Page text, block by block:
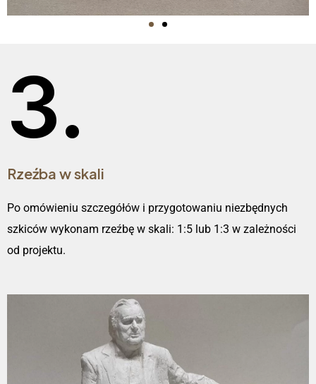
3.
Rzeźba w skali
Po omówieniu szczegółów i przygotowaniu niezbędnych
szkiców wykonam rzeźbę w skali: 1:5 lub 1:3 w zależności
od projektu.